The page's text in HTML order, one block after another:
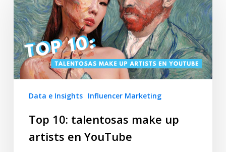
Data e Insights Influencer Marketing
Top 10: talentosas make up
artists en YouTube